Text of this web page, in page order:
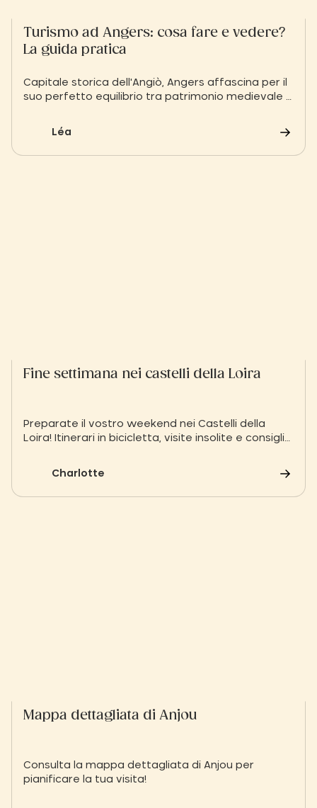
Turismo ad Angers: cosa fare e vedere?
La guida pratica
Capitale storica dell'Angiò, Angers affascina per il
suo perfetto equilibrio tra patrimonio medievale e
della Maine, scoprite l'offerta turistica di una città
imperdibile da vivere serenamente dallo Slow
Léa
Fine settimana nei castelli della Loira
Preparate il vostro weekend nei Castelli della
Loira! Itinerari in bicicletta, visite insolite e consigli
il vostro alloggio immerso nella natura allo Slow
Village Les Ponts-de-Cé e partite alla scoperta dei
luoghi più belli dell'Angiò.
Charlotte
Mappa dettagliata di Anjou
Consulta la mappa dettagliata di Anjou per
pianificare la tua visita!